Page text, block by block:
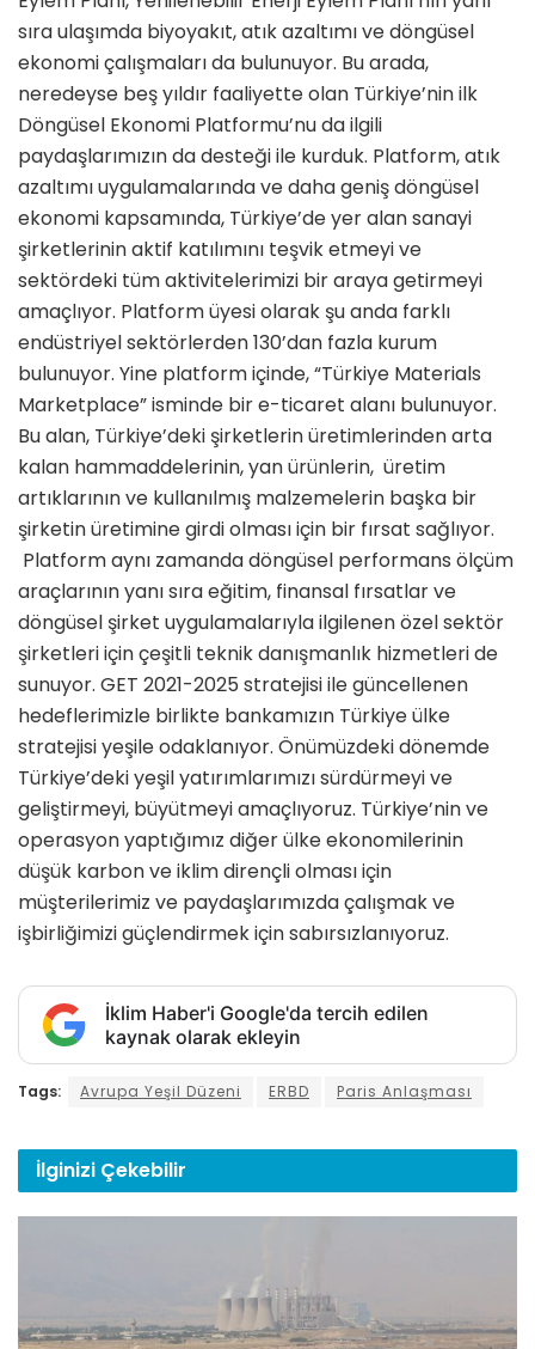
sıra ulaşımda biyoyakıt, atık azaltımı ve döngüsel
ekonomi çalışmaları da bulunuyor. Bu arada,
neredeyse beş yıldır faaliyette olan Türkiye’nin ilk
Döngüsel Ekonomi Platformu’nu da ilgili
paydaşlarımızın da desteği ile kurduk. Platform, atık
azaltımı uygulamalarında ve daha geniş döngüsel
ekonomi kapsamında, Türkiye’de yer alan sanayi
şirketlerinin aktif katılımını teşvik etmeyi ve
sektördeki tüm aktivitelerimizi bir araya getirmeyi
amaçlıyor. Platform üyesi olarak şu anda farklı
endüstriyel sektörlerden 130’dan fazla kurum
bulunuyor. Yine platform içinde, “Türkiye Materials
Marketplace” isminde bir e-ticaret alanı bulunuyor.
Bu alan, Türkiye’deki şirketlerin üretimlerinden arta
kalan hammaddelerinin, yan ürünlerin, üretim
artıklarının ve kullanılmış malzemelerin başka bir
şirketin üretimine girdi olması için bir fırsat sağlıyor.
Platform aynı zamanda döngüsel performans ölçüm
araçlarının yanı sıra eğitim, finansal fırsatlar ve
döngüsel şirket uygulamalarıyla ilgilenen özel sektör
şirketleri için çeşitli teknik danışmanlık hizmetleri de
sunuyor. GET 2021-2025 stratejisi ile güncellenen
hedeflerimizle birlikte bankamızın Türkiye ülke
stratejisi yeşile odaklanıyor. Önümüzdeki dönemde
Türkiye’deki yeşil yatırımlarımızı sürdürmeyi ve
geliştirmeyi, büyütmeyi amaçlıyoruz. Türkiye’nin ve
operasyon yaptığımız diğer ülke ekonomilerinin
düşük karbon ve iklim dirençli olması için
müşterilerimiz ve paydaşlarımızda çalışmak ve
işbirliğimizi güçlendirmek için sabırsızlanıyoruz.
İklim Haber'i Google'da tercih edilen
kaynak olarak ekleyin
Tags: Avrupa Yeşil Düzeni ERBD Paris Anlaşması
İlginizi Çekebilir